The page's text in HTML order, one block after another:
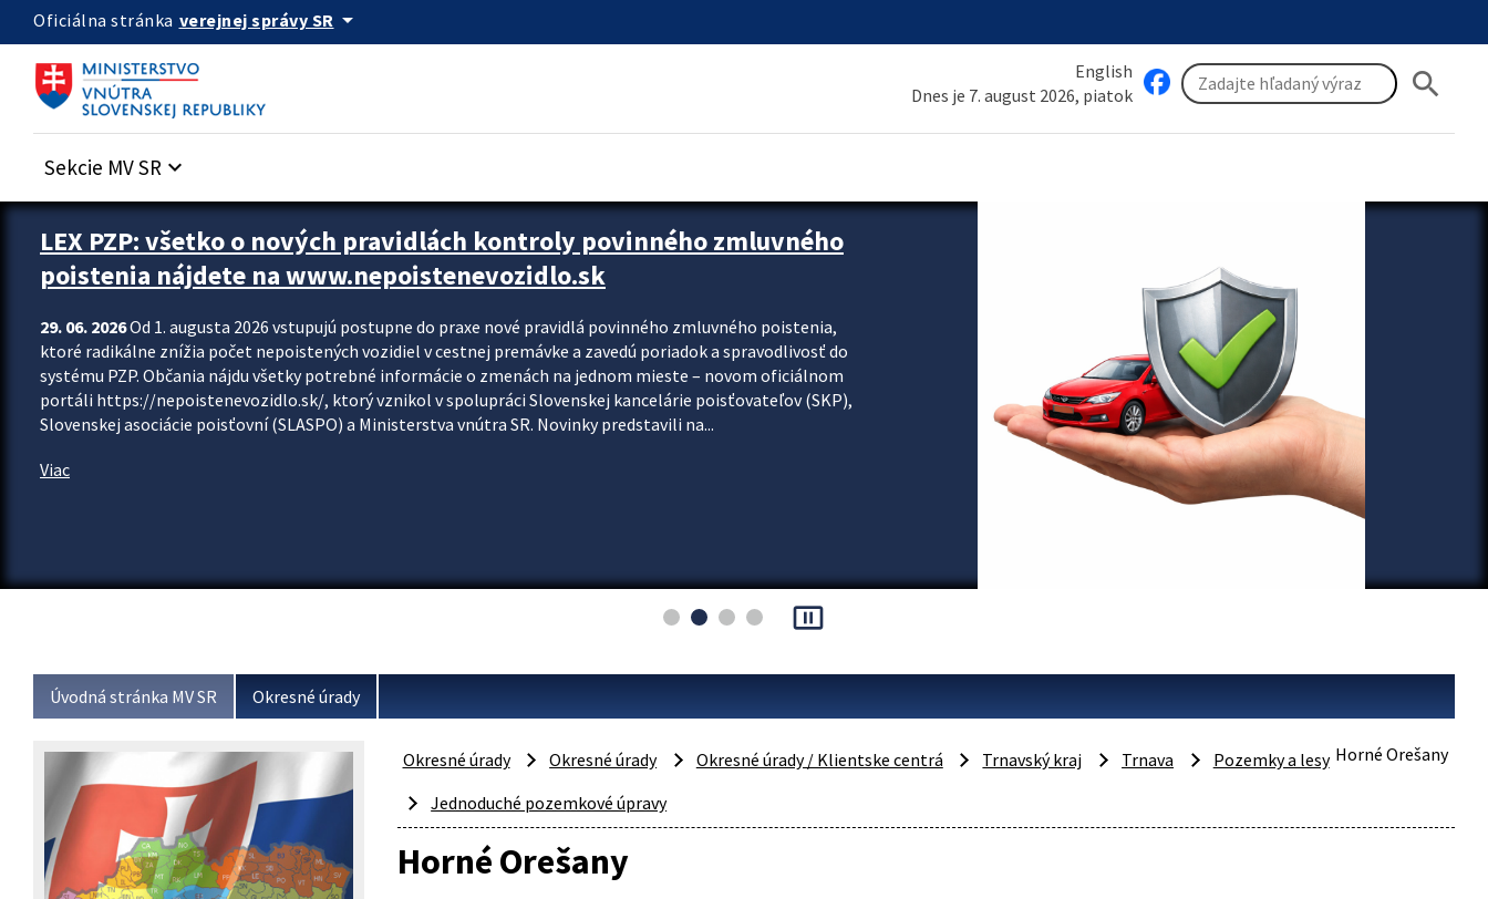
Preskocit na hlavný obsah
Oficiálna stránka verejnej správy SR arrow_drop_down
English
Dnes je 7. august 2026, piatok
search
Sekcie MV SR keyboard_arrow_down
Zastavit automatický posun upútavok
LEX PZP: všetko o nových pravidlách kontroly povinného zmluvného
poistenia nájdete na www.nepoistenevozidlo.sk
29. 06. 2026Od 1. augusta 2026 vstupujú postupne do praxe nové pravidlá povinného zmluvného poistenia,
ktoré radikálne znížia počet nepoistených vozidiel v cestnej premávke a zavedú poriadok a spravodlivosť do
systému PZP. Občania nájdu všetky potrebné informácie o zmenách na jednom mieste – novom oficiálnom
portáli https://nepoistenevozidlo.sk/, ktorý vznikol v spolupráci Slovenskej kancelárie poisťovateľov (SKP),
Slovenskej asociácie poisťovní (SLASPO) a Ministerstva vnútra SR. Novinky predstavili na...
Viac
pause_presentation
Úvodná stránka MV SR Okresné úrady
Okresné úrady Okresné úrady Okresné úrady / Klientske centrá Trnavský kraj Trnava
Pozemky a lesy
Jednoduché pozemkové úpravy
Horné Orešany
Horné Orešany